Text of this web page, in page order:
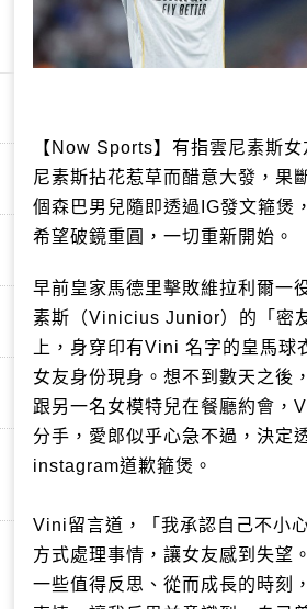
【Now Sports】有指雲尼素斯
尼素斯拈花惹草而醋意大發，果
個森巴男兒隨即透過IG發文箍煲
希望破鏡重圓，一切重新開始。
早前皇家馬德里擊敗維拉利爾一
素斯（Vinicius Junior）的「密
上，身穿印有Vini 名字的皇馬球
女友身份現身。想不到數天之後
跟另一名女模特兒在餐廳約會，
分手，愛郎似乎心急不過，決定
instagram道歉箍煲。
Vini留言道，「我承認自己不小
方式處理事情，讓女友感到失望
一些值得反思、從而成長的時刻